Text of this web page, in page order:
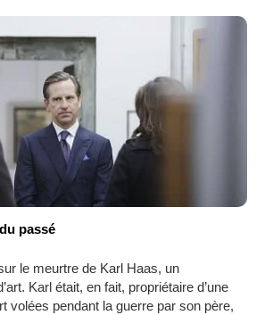
passé
le meurtre de Karl Haas, un
Karl était, en fait, propriétaire d’une
volées pendant la guerre par son père,